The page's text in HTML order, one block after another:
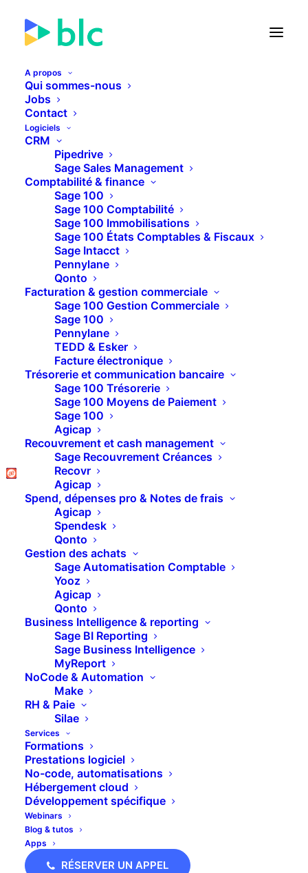
A propos
Qui sommes-nous
Jobs
Contact
Logiciels
CRM
Pipedrive
Sage Sales Management
Comptabilité & finance
Sage 100
Sage 100 Comptabilité
Sage 100 Immobilisations
Sage 100 États Comptables & Fiscaux
Sage Intacct
Pennylane
Qonto
Facturation & gestion commerciale
Sage 100 Gestion Commerciale
Sage 100
Pennylane
TEDD & Esker
Facture électronique
Trésorerie et communication bancaire
Sage 100 Trésorerie
Sage 100 Moyens de Paiement
Sage 100
Agicap
Recouvrement et cash management
Sage Recouvrement Créances
Recovr
Agicap
Spend, dépenses pro & Notes de frais
Agicap
Spendesk
Qonto
Gestion des achats
Sage Automatisation Comptable
Yooz
Agicap
Qonto
Business Intelligence & reporting
Sage BI Reporting
Sage Business Intelligence
MyReport
NoCode & Automation
Make
RH & Paie
Silae
Services
Formations
Prestations logiciel
No-code, automatisations
Hébergement cloud
Développement spécifique
Webinars
Blog & tutos
Apps
RÉSERVER UN APPEL
🚀 Lancement de la Facture
22JOURS13HEURES13
PLUS D'INFOS
Pipedrive Smart Docs
– Automatisez vos
devis en 1 clic
BESOIN D’AIDE SUR PIPEDRIVE ?
📄 Générer
automatiquement des
documents commerciaux
Smart Docs est une fonctionnalité de Pipedrive
qui permet de créer automatiquement des
documents à partir des données déjà présentes
dans le CRM. Selon l’abonnement choisi, ce
module peut être inclus directement ou ajouté
comme option complémentaire.
L’objectif est de simplifier toute la gestion